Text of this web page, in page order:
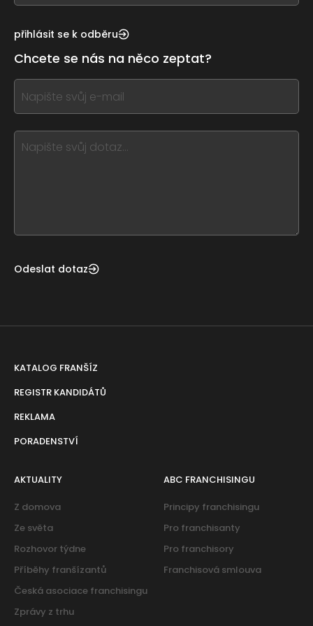
this,
this
form
field
blank
přihlásit se k odběru
Chcete se nás na něco zeptat?
If
you
this,
leave
Odeslat dotaz
KATALOG FRANŠÍZ
REGISTR KANDIDÁTŮ
REKLAMA
PORADENSTVÍ
AKTUALITY
Z domova
Ze světa
Rozhovor týdne
Příběhy franšízantů
Česká asociace franchisingu
Zprávy z trhu
ABC FRANCHISINGU
Principy franchisingu
Pro franchisanty
Pro franchisory
Franchisová smlouva